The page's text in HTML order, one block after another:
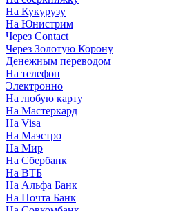
На Кукурузу
На Юнистрим
Через Contact
Через Золотую Корону
Денежным переводом
На телефон
Электронно
На любую карту
На Мастеркард
На Visa
На Маэстро
На Мир
На Сбербанк
На ВТБ
На Альфа Банк
На Почта Банк